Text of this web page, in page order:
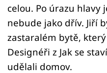
celou. Po úrazu hlavy
nebude jako dřív. Jiří
zastaralém bytě,
Designéři z Jak se
udělali domov.